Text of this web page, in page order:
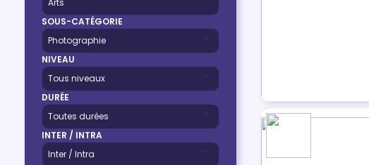
SOUS-CATÉGORIE
NIVEAU
DURÉE
INTER / INTRA